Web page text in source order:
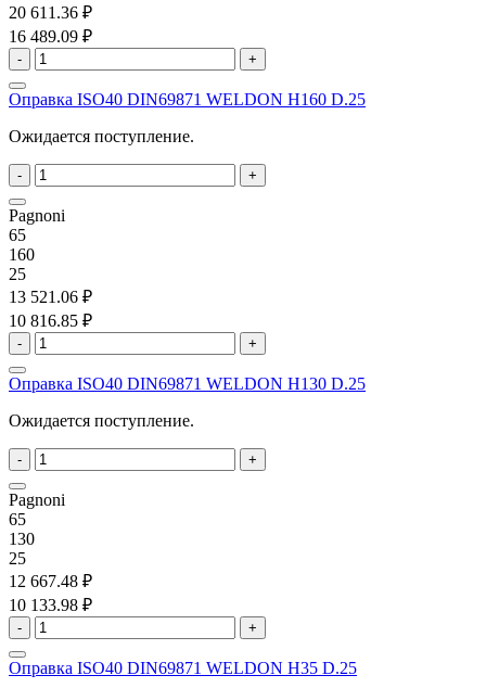
20 611.36 ₽
16 489.09 ₽
- +
Оправка ISO40 DIN69871 WELDON H160 D.25
Ожидается поступление.
- +
Pagnoni
65
160
25
13 521.06 ₽
10 816.85 ₽
- +
Оправка ISO40 DIN69871 WELDON H130 D.25
Ожидается поступление.
- +
Pagnoni
65
130
25
12 667.48 ₽
10 133.98 ₽
- +
Оправка ISO40 DIN69871 WELDON H35 D.25